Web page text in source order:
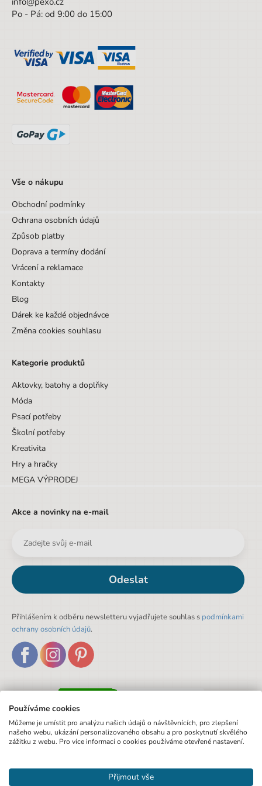
Druh
Hloubka obalu
Věk do
Po - Pá: od 9:00 do 15:00
Vše o nákupu
Obchodní podmínky
Ochrana osobních údajů
Způsob platby
Doprava a termíny dodání
Vrácení a reklamace
Kontakty
Blog
Dárek ke každé objednávce
Změna cookies souhlasu
Kategorie produktů
Aktovky, batohy a doplňky
Móda
Psací potřeby
Školní potřeby
Kreativita
Hry a hračky
MEGA VÝPRODEJ
Akce a novinky na e-mail
Odeslat
Přihlášením k odběru newsletteru vyjadřujete souhlas s podmínkami
ochrany osobních údajů.
Používáme cookies
Můžeme je umístit pro analýzu našich údajů o návštěvnících, pro zlepšení
našeho webu, ukázání personalizovaného obsahu a pro poskytnutí skvělého
zážitku z webu. Pro více informací o cookies používáme otevřené nastavení.
Přijmout vše